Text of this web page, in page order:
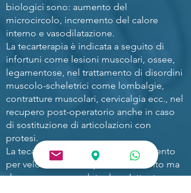
biologici sono: aumento del
microcircolo, incremento del calore
interno e vasodilatazione.
La tecarterapia è indicata a seguito di
infortuni come lesioni muscolari, ossee,
legamentose, nel trattamento di disordini
muscolo-scheletrici come lombalgie,
contratture muscolari, cervicalgia ecc., nel
recupero post-operatorio anche in caso
di sostituzione di articolazioni con
protesi.
La tecar può essere un valido strumento
per velocizzare i tempi di trattamento ma
deve essere preceduta da un’attenta